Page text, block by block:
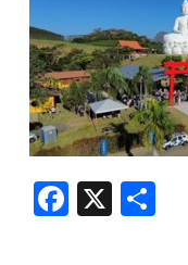
F
a
X 共